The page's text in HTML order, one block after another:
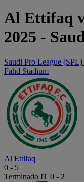
Al Ettifaq
2025 -
Saudi Pro League (SPL)
Fahd Stadium
Al Ettifaq
0 - 5
Terminado IT 0 - 2